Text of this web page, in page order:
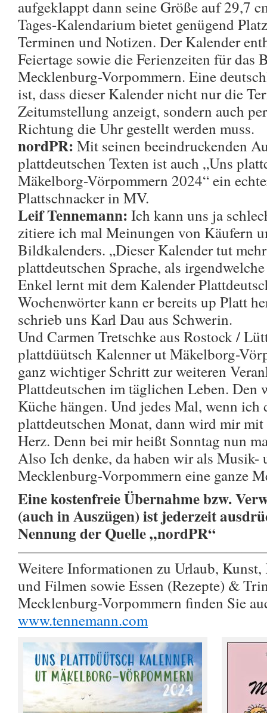
aufgeklappt dann seine Größe auf 29,7
Tages-Kalendarium bietet genügend
Terminen und Notizen. Der Kalender
Feiertage sowie die Ferienzeiten für das
Mecklenburg-Vorpommern. Eine
ist, dass dieser Kalender nicht nur die
Zeitumstellung anzeigt, sondern auch
Richtung die Uhr gestellt werden muss.
nordPR: Mit seinen beeindruckenden
plattdeutschen Texten ist auch „Uns
Mäkelborg-Vörpommern 2024“ ein
Plattschnacker in MV.
Leif Tennemann: Ich kann uns ja
zitiere ich mal Meinungen von Käufern
Bildkalenders. „Dieser Kalender tut
plattdeutschen Sprache, als
Enkel lernt mit dem Kalender
Wochenwörter kann er bereits up Platt
schrieb uns Karl Dau aus Schwerin.
Und Carmen Tretschke aus Rostock /
plattdüütsch Kalenner ut Mäkelborg-
ganz wichtiger Schritt zur weiteren
Plattdeutschen im täglichen Leben. Den
Küche hängen. Und jedes Mal, wenn ich
plattdeutschen Monat, dann wird mir
Herz. Denn bei mir heißt Sonntag nun
Also Ich denke, da haben wir als Musik-
Mecklenburg-Vorpommern eine ganze
Eine kostenfreie Übernahme bzw.
(auch in Auszügen) ist jederzeit
Nennung der Quelle „nordPR“
Weitere Informationen zu Urlaub,
und Filmen sowie Essen (Rezepte) &
Mecklenburg-Vorpommern finden Sie
www.tennemann.com